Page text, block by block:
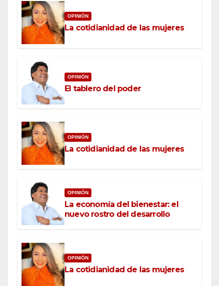
OPINIÓN
La cotidianidad de las mujeres
OPINIÓN
El tablero del poder
OPINIÓN
La cotidianidad de las mujeres
OPINIÓN
La economía del bienestar: el
nuevo rostro del desarrollo
OPINIÓN
La cotidianidad de las mujeres